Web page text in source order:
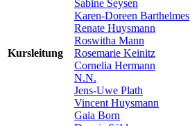
Kursleitung
Sabine Seysen
Karen-Doreen Barthelmes
Renate Huysmann
Roswitha Mann
Rosemarie Keinitz
Cornelia Hermann
N.N.
Jens-Uwe Plath
Vincent Huysmann
Gaia Born